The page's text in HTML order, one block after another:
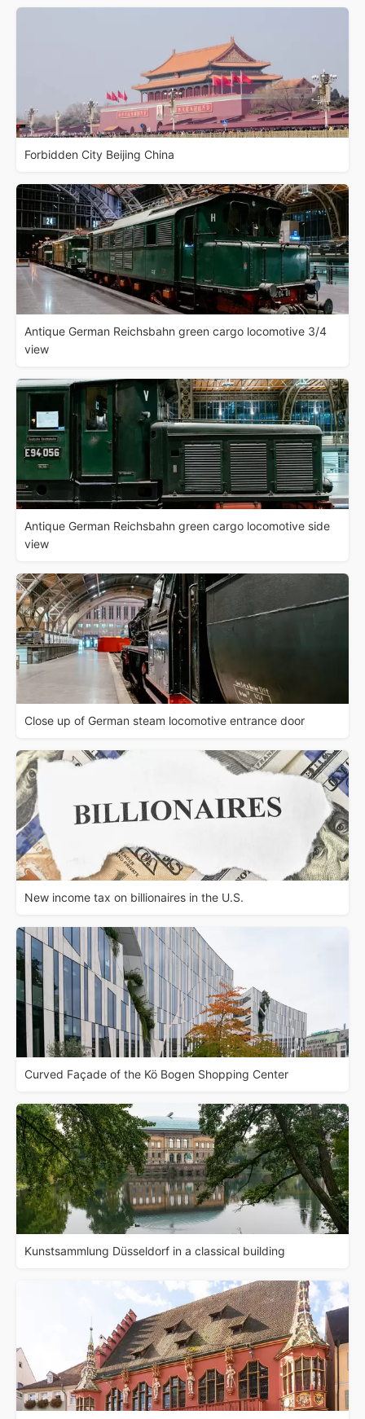
Forbidden City Beijing China
Antique German Reichsbahn green cargo locomotive 3/4
view
Antique German Reichsbahn green cargo locomotive side
view
Close up of German steam locomotive entrance door
New income tax on billionaires in the U.S.
Curved Façade of the Kö Bogen Shopping Center
Kunstsammlung Düsseldorf in a classical building